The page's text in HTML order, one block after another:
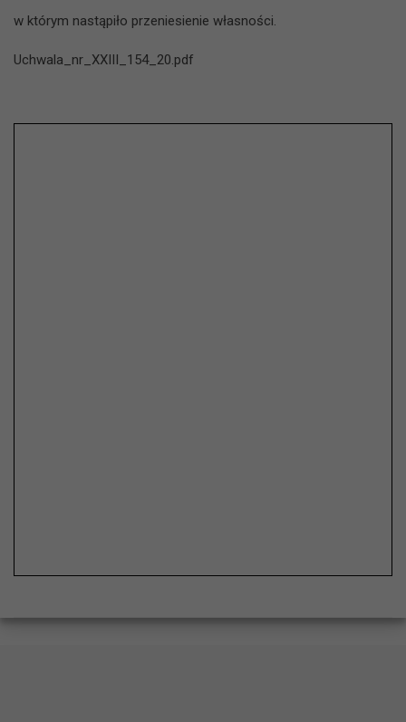
w którym nastąpiło przeniesienie własności.
Uchwala_nr_XXIII_154_20.pdf